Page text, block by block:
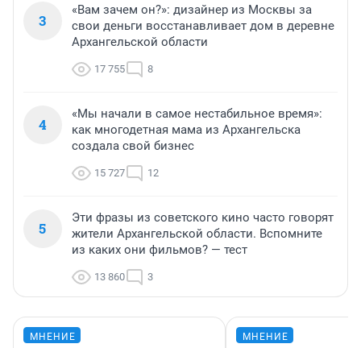
3
«Вам зачем он?»: дизайнер из Москвы за
свои деньги восстанавливает дом в деревне
Архангельской области
17 755 8
4
«Мы начали в самое нестабильное время»:
как многодетная мама из Архангельска
создала свой бизнес
15 727 12
5
Эти фразы из советского кино часто говорят
жители Архангельской области. Вспомните
из каких они фильмов? — тест
13 860 3
МНЕНИЕ МНЕНИЕ